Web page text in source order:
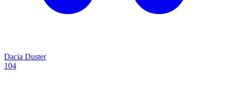
Dacia Duster
104